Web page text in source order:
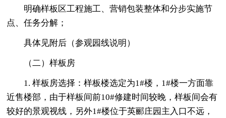
明确样板区工程施工、营销包装整体和分步实施节
点、任务分解；
具体见附后（参观园线说明）
（二）样板房
1. 样板房选择：样板楼选定为1#楼，1#楼一方面靠
近售楼部，由于样板间前10#修建时间较晚，样板间会有
较好的景观视线，另外1#楼位于英郦庄园主入口不远，